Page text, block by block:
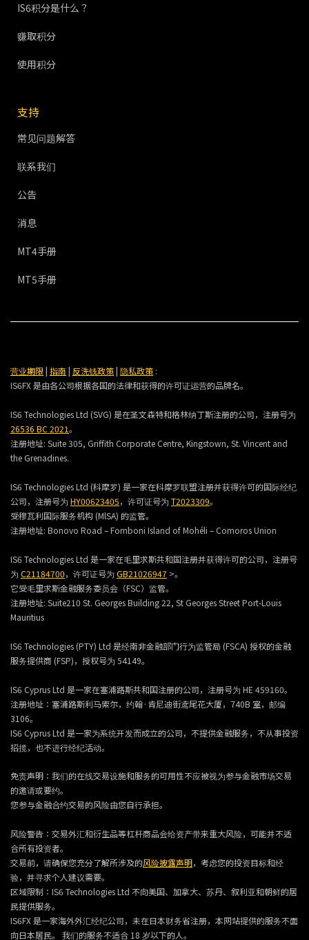
IS6积分是什么？
赚取积分
使用积分
支持
常见问题解答
联系我们
公告
消息
MT4手册
MT5手册
营业期限| 指南 | 反洗钱政策| 隐私政策 :
IS6FX 是由各公司根据各国的法律和获得的许可证运营的品牌名。
IS6 Technologies Ltd (SVG) 是在圣文森特和格林纳丁斯注册的公司，注册号为
26536 BC 2021。
注册地址: Suite 305, Griffith Corporate Centre, Kingstown, St. Vincent and
the Grenadines.
IS6 Technologies Ltd (科摩罗) 是一家在科摩罗联盟注册并获得许可的国际经纪
公司，注册号为 HY00623405，许可证号为 T2023309。
受穆瓦利国际服务机构 (MlSA) 的监管。
注册地址: Bonovo Road – Fomboni Island of Mohéli – Comoros Union
IS6 Technologies Ltd 是一家在毛里求斯共和国注册并获得许可的公司，注册号
为 C21184700，许可证号为 GB21026947 >。
它受毛里求斯金融服务委员会（FSC）监管。
注册地址: Suite210 St. Georges Building 22, St Georges Street Port-Louis
Mauritius
IS6 Technologies (PTY) Ltd 是经南非金融部门行为监管局 (FSCA) 授权的金融
服务提供商 (FSP)，授权号为 54149。
IS6 Cyprus Ltd 是一家在塞浦路斯共和国注册的公司，注册号为 HE 459160。
注册地址：塞浦路斯利马索尔，约翰·肯尼迪街鸢尾花大厦，740B 室，邮编
3106。
IS6 Cyprus Ltd 是一家为系统开发而成立的公司，不提供金融服务，不从事投资
招揽，也不进行经纪活动。
免责声明：我们的在线交易设施和服务的可用性不应被视为参与金融市场交易
的邀请或要约。
您参与金融合约交易的风险由您自行承担。
风险警告：交易外汇和衍生品等杠杆商品会给资产带来重大风险，可能并不适
合所有投资者。
交易前，请确保您充分了解所涉及的风险披露声明，考虑您的投资目标和经
验，并寻求个人建议需要。
区域限制：IS6 Technologies Ltd 不向美国、加拿大、苏丹、叙利亚和朝鲜的居
民提供服务。
IS6FX 是一家海外外汇经纪公司，未在日本财务省注册，本网站提供的服务不面
向日本居民。 我们的服务不适合 18 岁以下的人。